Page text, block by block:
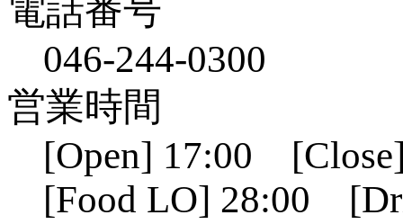
電話番号
046-244-0300
営業時間
[Open] 17:00
[Food LO] 28:00